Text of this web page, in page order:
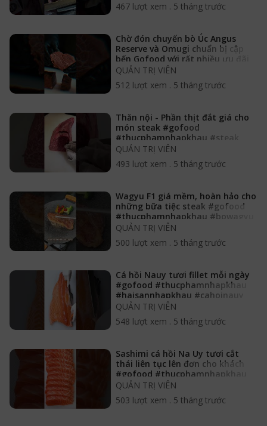
467 lượt xem . 5 tháng trước
Chờ đón chuyến bò Úc Angus
Reserve và Omugi chuẩn bị cập
bến Gofood với rất nhiều ưu đãi
QUẢN TRỊ VIÊN
512 lượt xem . 5 tháng trước
Thăn nội - Phần thịt đắt giá cho
món steak #gofood
#thucphamnhapkhau #steak
#thannoibo
QUẢN TRỊ VIÊN
493 lượt xem . 5 tháng trước
Wagyu F1 giá mềm, hoàn hảo cho
những bữa tiệc steak #gofood
#thucphamnhapkhau #bowagyu
QUẢN TRỊ VIÊN
500 lượt xem . 5 tháng trước
Cá hồi Nauy tươi fillet mỗi ngày
#gofood #thucphamnhapkhau
#haisannhapkhau #cahoinauy
QUẢN TRỊ VIÊN
548 lượt xem . 5 tháng trước
Sashimi cá hồi Na Uy tươi cắt
thái liên tục lên đơn cho khách
#gofood #thucphamnhapkhau
#cahoinauy
QUẢN TRỊ VIÊN
503 lượt xem . 5 tháng trước